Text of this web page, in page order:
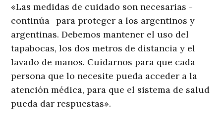
«Las medidas de cuidado son necesarias -
continúa- para proteger a los argentinos y
argentinas. Debemos mantener el uso del
tapabocas, los dos metros de distancia y el
lavado de manos. Cuidarnos para que cada
persona que lo necesite pueda acceder a la
atención médica, para que el sistema de salud
pueda dar respuestas».